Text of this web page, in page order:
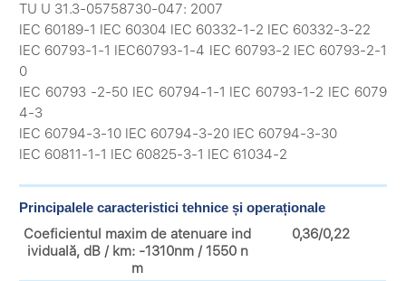
TU U 31.3-05758730-047: 2007
IEC 60189-1 IEC 60304 IEC 60332-1-2 IEC 60332-3-22
IEC 60793-1-1 IEC60793-1-4 IEC 60793-2 IEC 60793-2-1
0
IEC 60793 -2-50 IEC 60794-1-1 IEC 60793-1-2 IEC 6079
4-3
IEC 60794-3-10 IEC 60794-3-20 IEC 60794-3-30
IEC 60811-1-1 IEC 60825-3-1 IEC 61034-2
Principalele caracteristici tehnice și operaționale
Coeficientul maxim de atenuare ind
ividuală, dB / km: -1310nm / 1550 n
m
0,36/0,22